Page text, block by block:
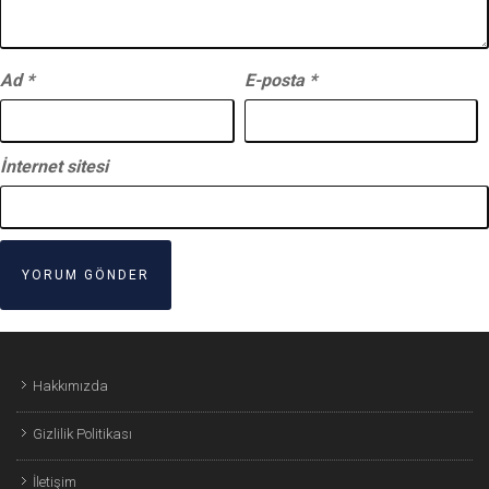
Ad * E-posta *
İnternet sitesi
Hakkımızda
Gizlilik Politikası
İletişim